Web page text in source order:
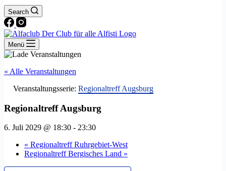
Search
Menü
« Alle Veranstaltungen
Veranstaltungsserie: Regionaltreff Augsburg
Regionaltreff Augsburg
6. Juli 2029 @ 18:30 - 23:30
« Regionaltreff Ruhrgebiet-West
Regionaltreff Bergisches Land »